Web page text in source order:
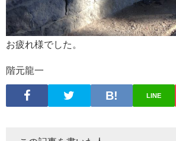
お疲れ様でした。
階元龍一
LINE